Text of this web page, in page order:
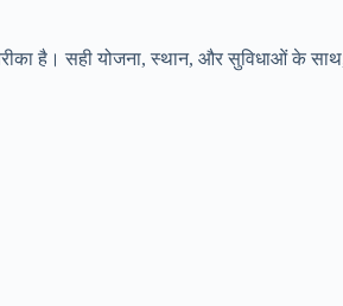
है। सही योजना, स्थान, और सुविधाओं के